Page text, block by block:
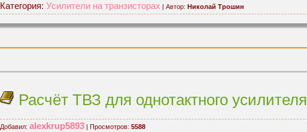
Категория: Усилители на транзисторах |Автор:Николай Трошин
Расчёт ТВЗ для однотактного усилителя
Добавил: alexkrup5893 Просмотров:5588